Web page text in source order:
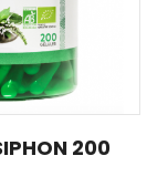
200